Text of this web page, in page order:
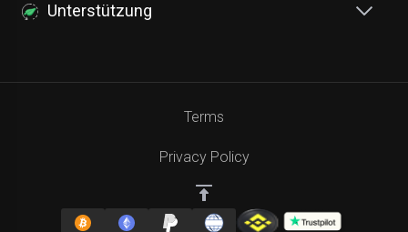
Unterstützung
Terms
Privacy Policy